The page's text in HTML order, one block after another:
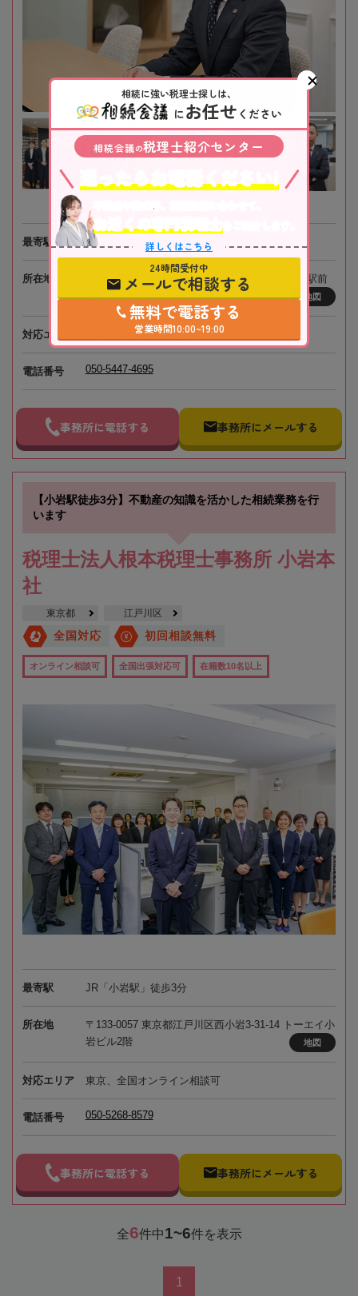
最寄駅 大阪メトロ・北大阪急行電鉄「江坂駅」徒歩1分
所在地
〒564-0063 大阪府吹田市江坂町1-13-33 HF江坂駅前
ビルディング7階
地図
対応エリア 大阪、全国オンライン相談可
電話番号 050-5447-4695
事務所に電話する 事務所にメールする
【小岩駅徒歩3分】不動産の知識を活かした相続業務を行
います
税理士法人根本税理士事務所 小岩本
社
東京都 江戸川区
全国対応 初回相談無料
オンライン相談可 全国出張対応可 在籍数10名以上
最寄駅 JR「小岩駅」徒歩3分
所在地
〒133-0057 東京都江戸川区西小岩3-31-14 トーエイ小
岩ビル2階
地図
対応エリア 東京、全国オンライン相談可
電話番号 050-5268-8579
事務所に電話する 事務所にメールする
全6件中1~6件を表示
1
相続に強い税理士探しは、
にお任せ ください
相続会議の税理士紹介センター
不動産や株式等、相続資産に合わせて、
お近くの専門税理士
をご紹介します。
詳しくはこちら
24時間受付中
メールで相談する
無料で電話する
営業時間10:00~19:00